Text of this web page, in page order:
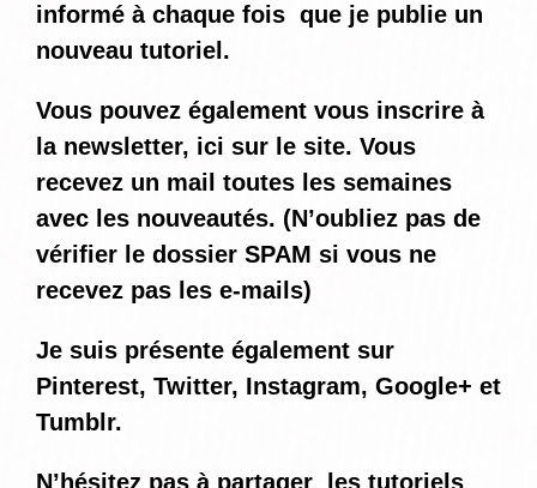
informé à chaque fois que je publie un
nouveau tutoriel.
Vous pouvez également vous inscrire à
la newsletter, ici sur le site. Vous
recevez un mail toutes les semaines
avec les nouveautés. (N’oubliez pas de
vérifier le dossier SPAM si vous ne
recevez pas les e-mails)
Je suis présente également sur
Pinterest, Twitter, Instagram, Google+ et
Tumblr.
N’hésitez pas à partager les tutoriels